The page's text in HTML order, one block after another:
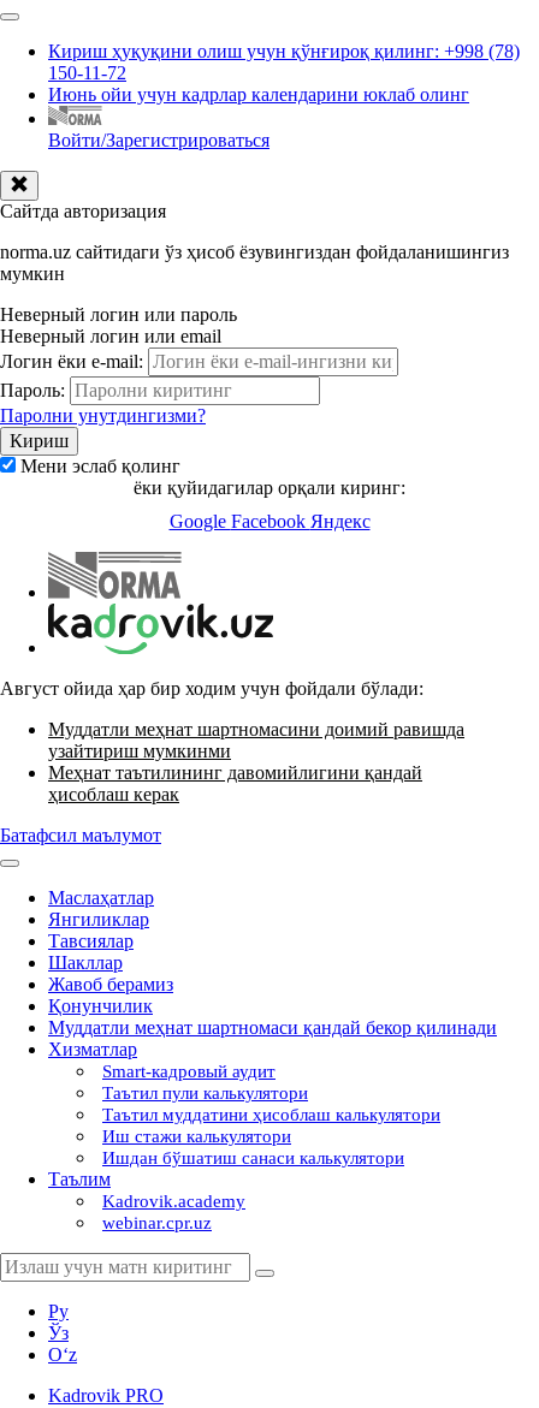
Кириш ҳуқуқини олиш учун қўнғироқ қилинг: +998 (78)
150-11-72
Июнь ойи учун кадрлар календарини юклаб олинг
Войти/Зарегистрироваться
Сайтда авторизация
norma.uz сайтидаги ўз ҳисоб ёзувингиздан фойдаланишингиз
мумкин
Неверный логин или пароль
Неверный логин или email
Логин ёки e-mail:
Пароль:
Паролни унутдингизми?
Мени эслаб қолинг
ёки қуйидагилар орқали киринг:
Google Facebook Яндекс
Август ойида ҳар бир ходим учун фойдали бўлади:
Муддатли меҳнат шартномасини доимий равишда
узайтириш мумкинми
Меҳнат таътилининг давомийлигини қандай
ҳисоблаш керак
Батафсил маълумот
Маслаҳатлар
Янгиликлар
Тавсиялар
Шакллар
Жавоб берамиз
Қонунчилик
Муддатли меҳнат шартномаси қандай бекор қилинади
Хизматлар
Smart-кадровый аудит
Таътил пули калькулятори
Таътил муддатини ҳисоблаш калькулятори
Иш стажи калькулятори
Ишдан бўшатиш санаси калькулятори
Таълим
Kadrovik.academy
webinar.cpr.uz
Ру
Ўз
Oʻz
Kadrovik PRO